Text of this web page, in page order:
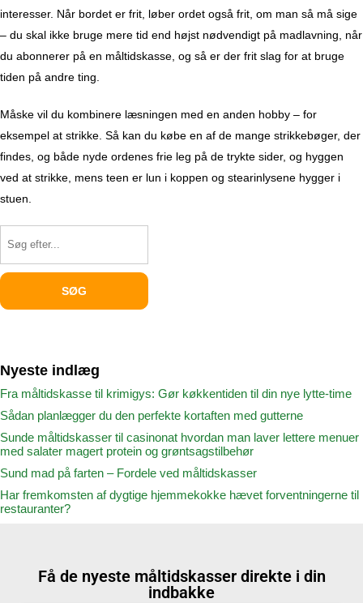
interesser. Når bordet er frit, løber ordet også frit, om man så må sige
– du skal ikke bruge mere tid end højst nødvendigt på madlavning, når
du abonnerer på en måltidskasse, og så er der frit slag for at bruge
tiden på andre ting.
Måske vil du kombinere læsningen med en anden hobby – for
eksempel at strikke. Så kan du købe en af de mange strikkebøger, der
findes, og både nyde ordenes frie leg på de trykte sider, og hyggen
ved at strikke, mens teen er lun i koppen og stearinlysene hygger i
stuen.
Nyeste indlæg
Fra måltidskasse til krimigys: Gør køkkentiden til din nye lytte-time
Sådan planlægger du den perfekte kortaften med gutterne
Sunde måltidskasser til casinonat hvordan man laver lettere menuer
med salater magert protein og grøntsagstilbehør
Sund mad på farten – Fordele ved måltidskasser
Har fremkomsten af dygtige hjemmekokke hævet forventningerne til
restauranter?
Få de nyeste måltidskasser direkte i din
indbakke